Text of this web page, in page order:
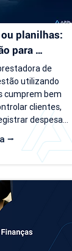
planilhas:
para
⭢
de
utilizando
cumprem bem
clientes,
despesas
O
evolui, mas o
vezes
contratos,
processos
aquilo que
a consumir
e...